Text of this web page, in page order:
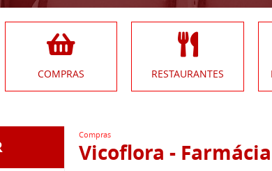
COMPRAS RESTAURANTES
Compras
Vicoflora -